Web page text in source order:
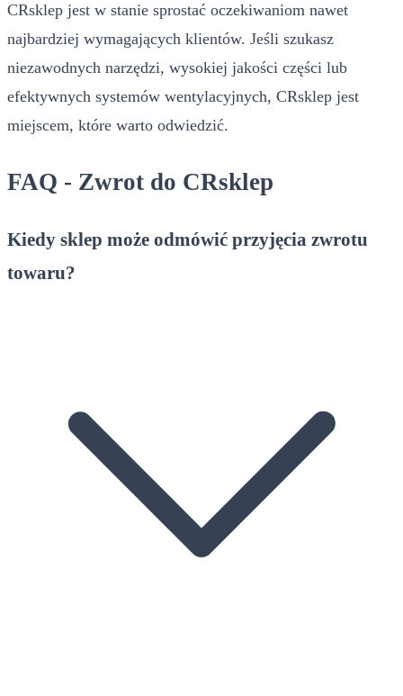
CRsklep jest w stanie sprostać oczekiwaniom nawet
najbardziej wymagających klientów. Jeśli szukasz
niezawodnych narzędzi, wysokiej jakości części lub
efektywnych systemów wentylacyjnych, CRsklep jest
miejscem, które warto odwiedzić.
FAQ - Zwrot do CRsklep
Kiedy sklep może odmówić przyjęcia zwrotu
towaru?